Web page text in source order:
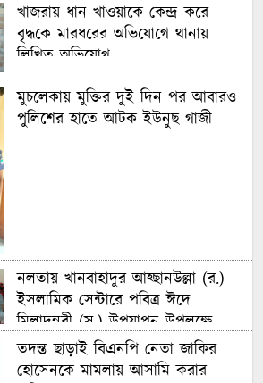
খাজরায় ধান খাওয়াকে কেন্দ্র করে
বৃদ্ধকে মারধরের অভিযোগে থানায়
লিখিত অভিযোগ
মুচলেকায় মুক্তির দুই দিন পর আবারও
পুলিশের হাতে আটক ইউনুছ গাজী
নলতায় খানবাহাদুর আহ্ছানউল্লা (র.)
ইসলামিক সেন্টারে পবিত্র ঈদে
মিলাদুন্নবী (স.) উপযাপন উপলক্ষে
পরামর্শ সভা অনুষ্ঠিত
তদন্ত ছাড়াই বিএনপি নেতা জাকির
হোসেনকে মামলায় আসামি করার